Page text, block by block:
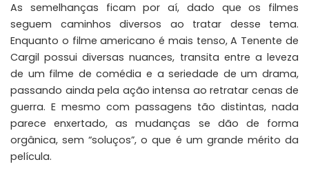
As semelhanças ficam por aí, dado que os filmes
seguem caminhos diversos ao tratar desse tema.
Enquanto o filme americano é mais tenso, A Tenente de
Cargil possui diversas nuances, transita entre a leveza
de um filme de comédia e a seriedade de um drama,
passando ainda pela ação intensa ao retratar cenas de
guerra. E mesmo com passagens tão distintas, nada
parece enxertado, as mudanças se dão de forma
orgânica, sem “soluços”, o que é um grande mérito da
película.